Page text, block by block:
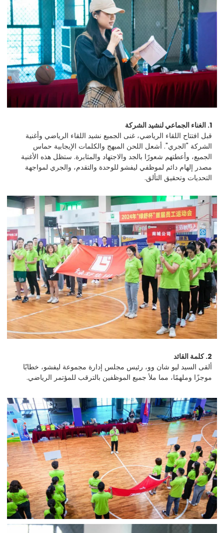
1. الغناء الجماعي لنشيد الشركة
قبل افتتاح اللقاء الرياضي، غنى الجميع نشيد اللقاء الرياضي وأغنية
الشركة "الجري". أشعل اللحن المبهج والكلمات الإيجابية حماس
الجميع، وأعطتهم شعورًا بالجد والاجتهاد والمثابرة. ستظل هذه الأغنية
مصدر إلهام دائم لموظفي ليفشو للوحدة والتقدم، والجري لمواجهة
التحديات وتحقيق التألق.
2. كلمة القائد
ألقى السيد ليو شان وو، رئيس مجلس إدارة مجموعة ليفشو، خطابًا
موجزًا وملهمًا، مما ملأ جميع الموظفين بالترقب للمؤتمر الرياضي.